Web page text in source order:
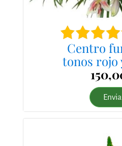
Centro
tonos rojo